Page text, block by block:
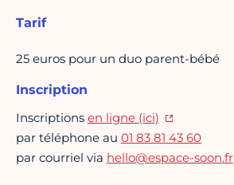
Tarif
25 euros pour un duo parent-bébé
Inscription
Inscriptions en ligne (ici)
par téléphone au 01 83 81 43 60
par courriel via hello@espace-soon.fr